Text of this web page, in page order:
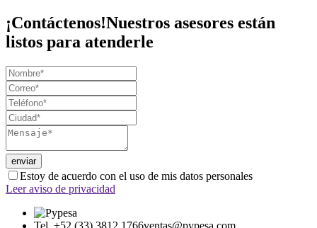
¡Contáctenos!Nuestros asesores están
listos para atenderle
Estoy de acuerdo con el uso de mis datos personales
Leer aviso de privacidad
Tel. +52 (33) 3812 1766ventas@pypesa.com